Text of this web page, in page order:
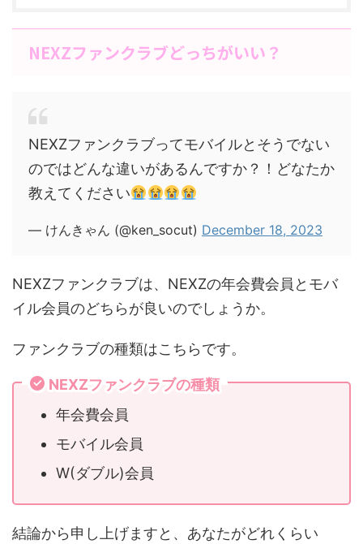
NEXZファンクラブどっちがいい？
NEXZファンクラブってモバイルとそうでない
のではどんな違いがあるんですか？！どなたか
教えてください
— けんきゃん (@ken_socut) December 18, 2023
NEXZファンクラブは、NEXZの年会費会員とモバ
イル会員のどちらが良いのでしょうか。
ファンクラブの種類はこちらです。
NEXZファンクラブの種類
年会費会員
モバイル会員
W(ダブル)会員
結論から申し上げますと、あなたがどれくらい